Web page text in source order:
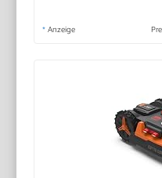
* Anzeige